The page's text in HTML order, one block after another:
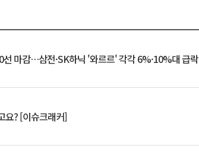
마감…삼전·SK하닉 '와르르' 각각 6%·10%대 급락
요? [이슈크래커]